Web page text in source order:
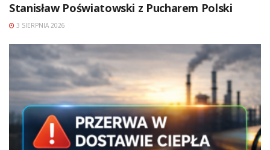
Stanisław Poświatowski z Pucharem Polski
3 SIERPNIA 2026